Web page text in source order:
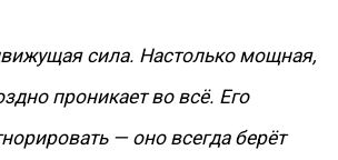
сила. Настолько мощная,
проникает во всё. Его
— оно всегда берёт